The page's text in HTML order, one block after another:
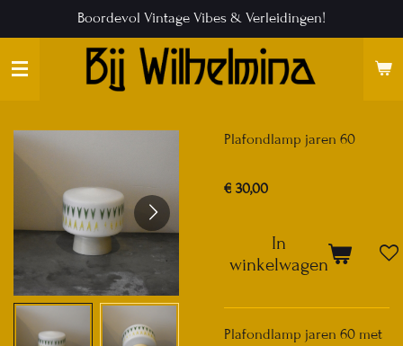
direct
naar
Boordevol Vintage Vibes & Verleidingen!
Plafondlamp jaren 60
€ 30,00
In
winkelwagen
Plafondlamp jaren 60 met